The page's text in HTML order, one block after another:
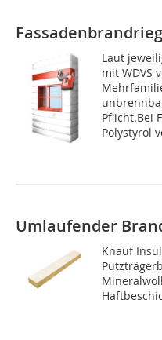
Laut
mit WDVS
Pflicht.Bei
Polystyrol
Umlaufender
Knauf